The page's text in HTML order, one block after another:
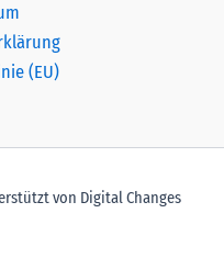
(EU)
von Digital Changes